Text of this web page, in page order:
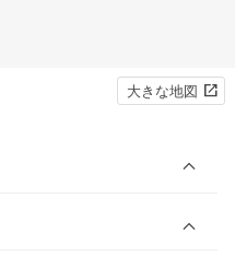
大きな地図